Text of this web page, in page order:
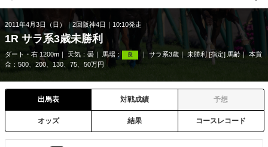
2011年4月3日（日） 2回阪神4日 10:10発走
1R サラ系3歳未勝利
ダート・右 1200m 天気： 曇 馬場： 良 サラ系3歳 未勝利 [指定] 馬齢
本賞
金：500、200、130、75、50万円
出馬表 対戦成績 予想
オッズ 結果 コースレコード